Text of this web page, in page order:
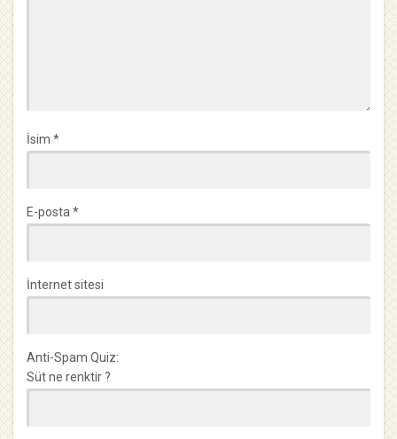
İsim *
E-posta *
İnternet sitesi
Anti-Spam Quiz:
Süt ne renktir ?